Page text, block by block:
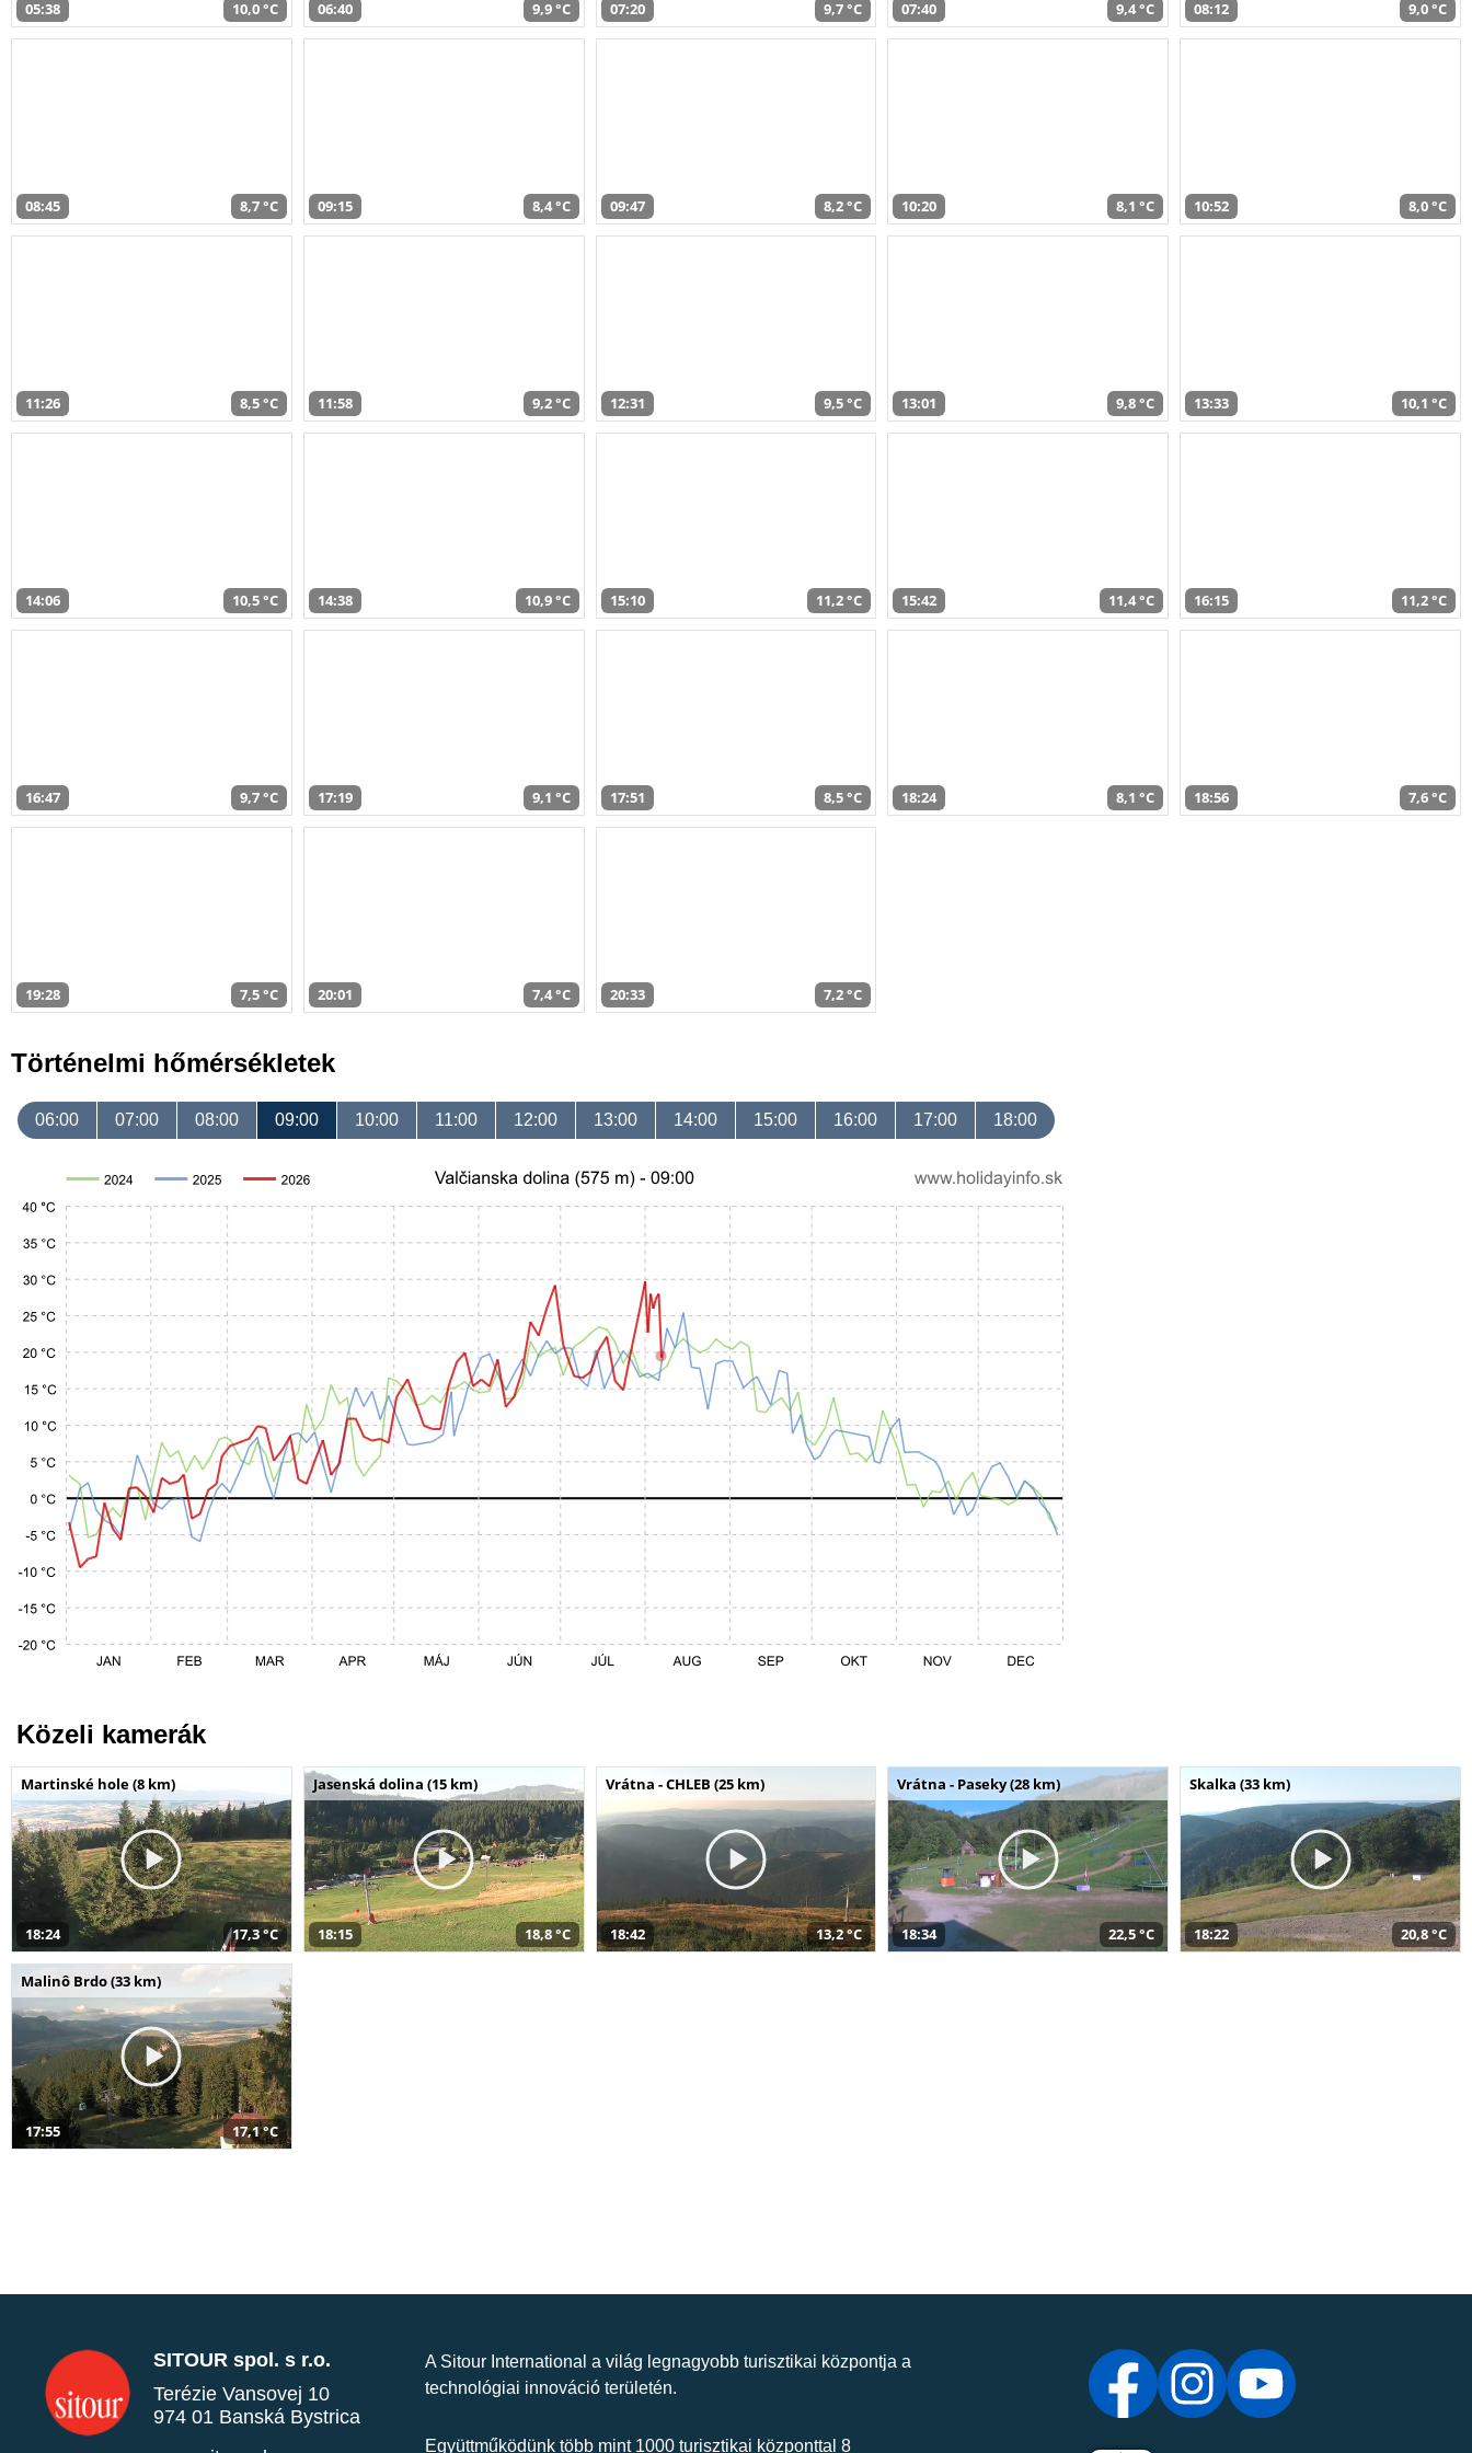
05:38 10,0 °C 06:40 9,9 °C 07:20 9,7 °C 07:40 9,4 °C 08:12 9,0 °C
08:45 8,7 °C 09:15 8,4 °C 09:47 8,2 °C 10:20 8,1 °C 10:52 8,0 °C
11:26 8,5 °C 11:58 9,2 °C 12:31 9,5 °C 13:01 9,8 °C 13:33 10,1 °C
14:06 10,5 °C 14:38 10,9 °C 15:10 11,2 °C 15:42 11,4 °C 16:15 11,2 °C
16:47 9,7 °C 17:19 9,1 °C 17:51 8,5 °C 18:24 8,1 °C 18:56 7,6 °C
19:28 7,5 °C 20:01 7,4 °C 20:33 7,2 °C
Történelmi hőmérsékletek
06:00 07:00 08:00 09:00 10:00 11:00 12:00 13:00 14:00 15:00 16:00 17:00 18:00
Közeli kamerák
Martinské hole (8 km)
18:24 17,3 °C
Jasenská dolina (15 km)
18:15 18,8 °C
Vrátna - CHLEB (25 km)
18:42 13,2 °C
Vrátna - Paseky (28 km)
18:34 22,5 °C
Skalka (33 km)
18:22 20,8 °C
Malinô Brdo (33 km)
17:55 17,1 °C
SITOUR spol. s r.o.
Terézie Vansovej 10
974 01 Banská Bystrica
A Sitour International a világ legnagyobb turisztikai központja a
technológiai innováció területén.
Együttműködünk több mint 1000 turisztikai központtal 8